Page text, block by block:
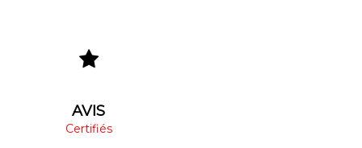
AVIS
Certifiés